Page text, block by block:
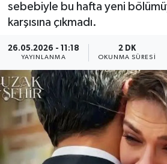
sebebiyle bu hafta yeni
karşısına çıkmadı.
26.05.2026 - 11:18
YAYINLANMA
2 DK
OKUNMA SÜRESI
Güncel
KÜLTÜR SANAT
MAGAZİN
Oyun